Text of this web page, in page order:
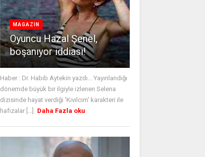
MAGAZİN
Oyuncu Hazal Şenel,
boşanıyor iddiası!
Haber : Dr. Habib Aytekin yazdı... Yayınlandığı
dönemde büyük bir ilgiyle izlenen Selena
dizisinde hayat verdiği 'Kıvılcım' karakteri ile
hafızalar [...]
Daha Fazla oku